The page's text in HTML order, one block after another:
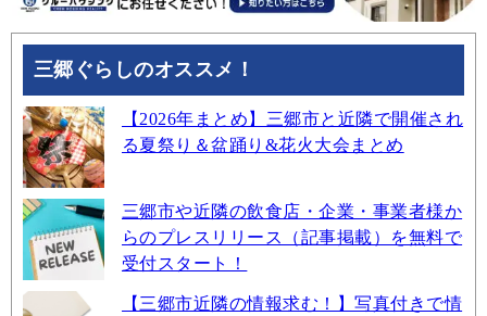
三郷ぐらしのオススメ！
【2026年まとめ】三郷市と近隣で開催され
る夏祭り＆盆踊り&花火大会まとめ
三郷市や近隣の飲食店・企業・事業者様か
らのプレスリリース（記事掲載）を無料で
受付スタート！
【三郷市近隣の情報求む！】写真付きで情